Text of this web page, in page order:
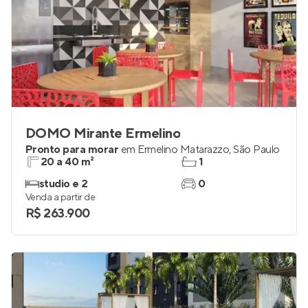
DOMO Mirante Ermelino
Pronto para morar em Ermelino Matarazzo,São Paulo
20 a 40 m²
studio e 2
1
0
Venda a partir de
R$ 263.900